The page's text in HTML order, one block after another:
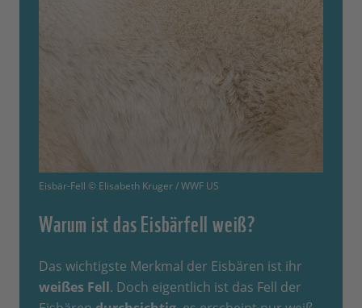
Eisbär-Fell © Elisabeth Kruger / WWF US
Warum ist das Eisbärfell weiß?
Das wichtigste Merkmal der Eisbären ist ihr
weißes Fell. Doch eigentlich ist das Fell der